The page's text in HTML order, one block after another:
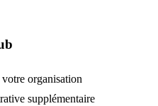
organisation
supplémentaire